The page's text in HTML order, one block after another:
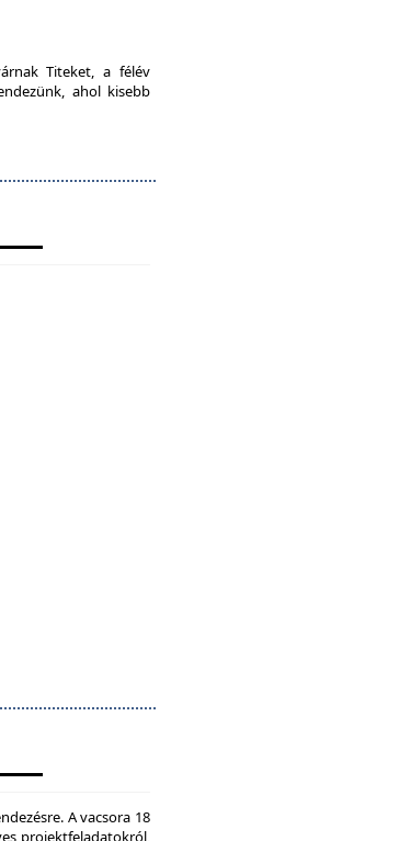
Titeket, a félév
ahol kisebb
A vacsora 18
projektfeladatokról,